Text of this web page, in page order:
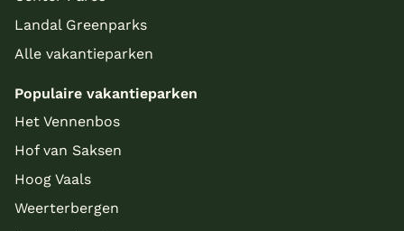
Landal Greenparks
Alle vakantieparken
Populaire vakantieparken
Het Vennenbos
Hof van Saksen
Hoog Vaals
Weerterbergen